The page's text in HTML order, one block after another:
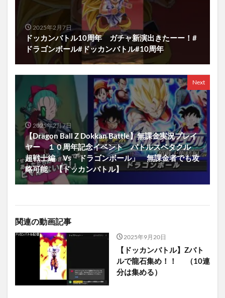
2025年2月7日
ドッカンバトル10周年 ガチャ新演出きたーー！#
ドラゴンボール#ドッカンバトル#10周年
Next
2025年2月7日
【Dragon Ball Z Dokkan Battle】無課金実況プレイ
ヤー １０周年記念イベント バトルスペタクル
超戦士編 Vs「ドラゴンボール」 無課金者でも攻
略可能 【ドッカンバトル】
関連の動画記事
2025年9月20日
【ドッカンバトル】Zバト
ルで龍石集め！！ （10連
分は集める）